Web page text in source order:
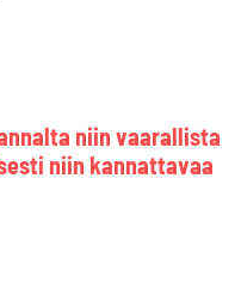
niin vaarallista
niin kannattavaa